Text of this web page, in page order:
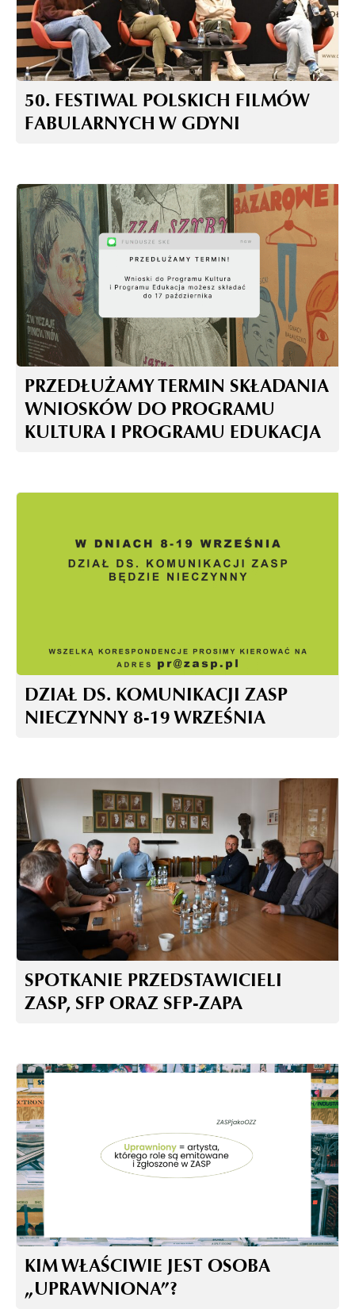
50. FESTIWAL POLSKICH FILMÓW
FABULARNYCH W GDYNI
PRZEDŁUŻAMY TERMIN SKŁADANIA
WNIOSKÓW DO PROGRAMU
KULTURA I PROGRAMU EDUKACJA
DZIAŁ DS. KOMUNIKACJI ZASP
NIECZYNNY 8-19 WRZEŚNIA
SPOTKANIE PRZEDSTAWICIELI
ZASP, SFP ORAZ SFP-ZAPA
KIM WŁAŚCIWIE JEST OSOBA
„UPRAWNIONA”?